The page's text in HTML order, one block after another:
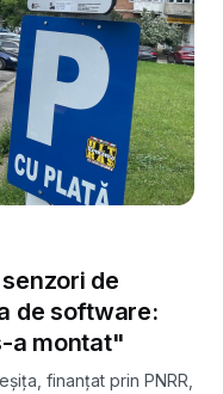
de
de software:
a montat"
finanțat prin PNRR,